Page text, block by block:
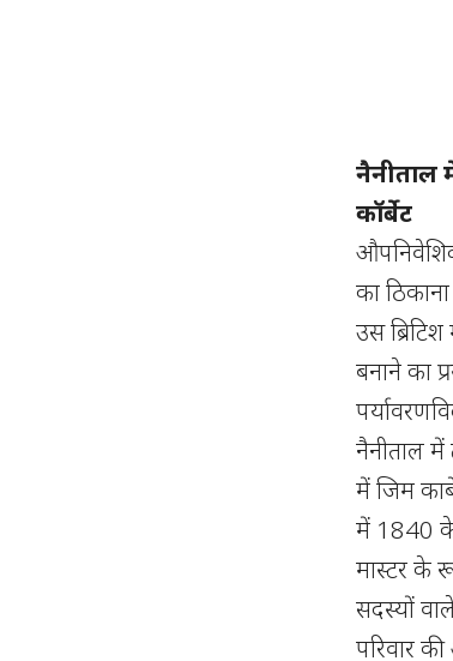
नैनीताल
कॉर्बेट
का
उस
बनाने का
नैनीताल
में जिम
में 1840 के
मास्टर के
सदस्यों
परिवार